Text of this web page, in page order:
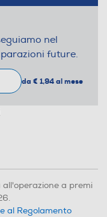
nel
future.
da € 1,94 al mese
a premi
al Regolamento